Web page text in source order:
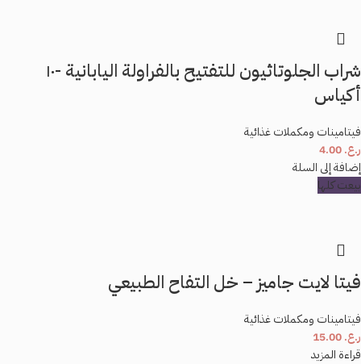
شراب الجلوتاثيون للتفتيح بالفراولة اليابانية -١٠
أكياس
فيتامينات ومكملات غذائية
ر.ع.
إضافة إلى السلة
بيعت كلها
فيتا لايت جاميز – خل التفاح الطبيعي
فيتامينات ومكملات غذائية
ر.ع.
قراءة المزيد